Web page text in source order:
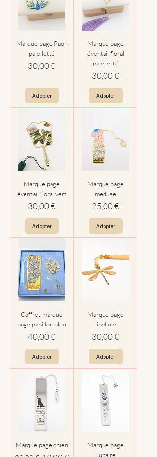
Marque page Paon
paielletté
Prix
30,00 €
Adopter
Marque page
éventail floral
paielletté
Prix
30,00 €
Adopter
Marque page
éventail floral vert
Prix
30,00 €
Adopter
Marque page
meduse
Prix
25,00 €
Adopter
Coffret marque
page papillon bleu
Prix
40,00 €
Adopter
Marque page
libellule
Prix
30,00 €
Adopter
Marque page chien
Marque page
Lunaire